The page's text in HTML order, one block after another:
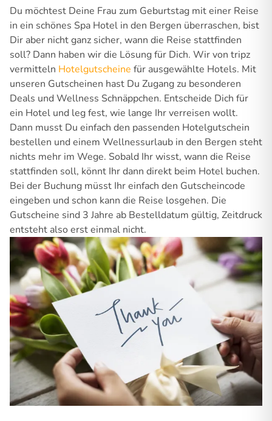
Du möchtest Deine Frau zum Geburtstag mit einer Reise
in ein schönes Spa Hotel in den Bergen überraschen, bist
Dir aber nicht ganz sicher, wann die Reise stattfinden
soll? Dann haben wir die Lösung für Dich. Wir von tripz
vermitteln Hotelgutscheine für ausgewählte Hotels. Mit
unseren Gutscheinen hast Du Zugang zu besonderen
Deals und Wellness Schnäppchen. Entscheide Dich für
ein Hotel und leg fest, wie lange Ihr verreisen wollt.
Dann musst Du einfach den passenden Hotelgutschein
bestellen und einem Wellnessurlaub in den Bergen steht
nichts mehr im Wege. Sobald Ihr wisst, wann die Reise
stattfinden soll, könnt Ihr dann direkt beim Hotel buchen.
Bei der Buchung müsst Ihr einfach den Gutscheincode
eingeben und schon kann die Reise losgehen. Die
Gutscheine sind 3 Jahre ab Bestelldatum gültig, Zeitdruck
entsteht also erst einmal nicht.